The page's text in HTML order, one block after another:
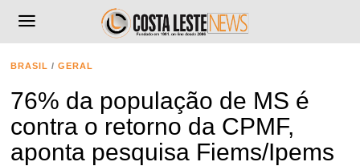
BRASIL / GERAL
76% da população de MS é
contra o retorno da CPMF,
aponta pesquisa Fiems/Ipems